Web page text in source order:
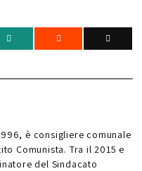
è consigliere comunale
Comunista. Tra il 2015 e
del Sindacato